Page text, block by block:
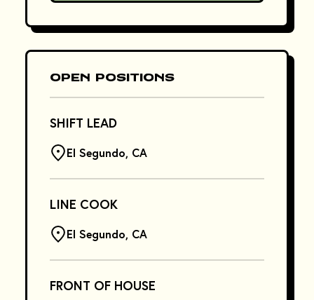
Open Positions
SHIFT LEAD
El Segundo, CA
LINE COOK
El Segundo, CA
FRONT OF HOUSE